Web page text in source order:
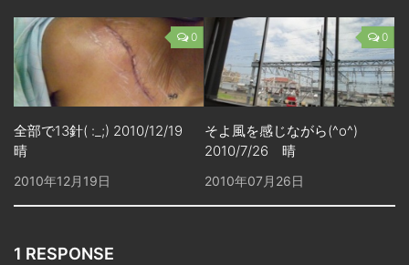
0
全部で13針( :_;) 2010/12/19
晴
2010年12月19日
0
そよ風を感じながら(^o^)
2010/7/26 晴
2010年07月26日
1 RESPONSE